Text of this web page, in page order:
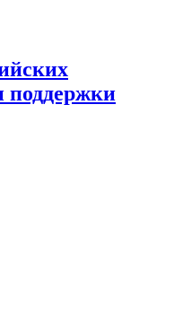
поддержки